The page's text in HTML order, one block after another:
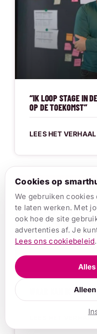
“IK LOOP STAGE IN
OP DE TOEKOMST”
LEES HET VERHAAL
WAAR KAN IK STAGE
LEES HET VERHAAL
Cookies op
We gebruiken
te laten werken. Met
ook hoe de site
advertenties af. Je
Lees ons cookiebeleid.